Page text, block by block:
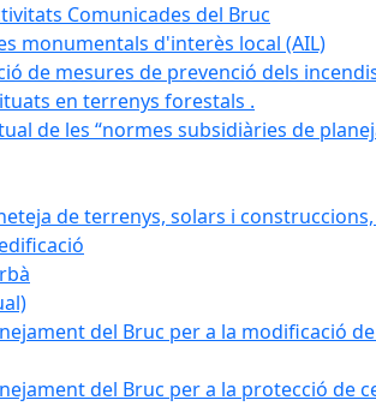
Comunicades del Bruc
monumentals d'interès local (AIL)
de mesures de prevenció dels
en terrenys forestals .
de les “normes subsidiàries de
de terrenys, solars i
del Bruc per a la modificació
del Bruc per a la protecció de